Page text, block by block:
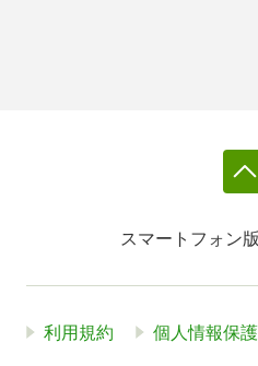
スマートフォン版
利用規約 個人情報保